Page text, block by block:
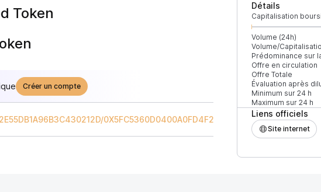
Détails
Capitalisation
Volume (24h)
Volume/
Prédominance sur
Offre en circulation
Offre Totale
Évaluation après
Minimum sur 24 h
Maximum sur 24 h
Liens officiels
Site internet
Token
Créer un compte
/0X5FC5360D0400A0FD4F2AF552ADD042D716F1D168